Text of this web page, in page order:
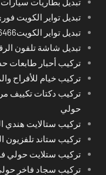
تبديل تواير الكويت
تبديل تواير الكويت50996466
تبديل شاشة تلفون
تركيب أحبار طابعات
تركيب خيام للأفراح
تركيب دكتات تكييف
حولي
تركيب ستالايت هندي
تركيب ستاند تلفزيون
تركيب ستلايت حولي
تركيب سجاد فاخر